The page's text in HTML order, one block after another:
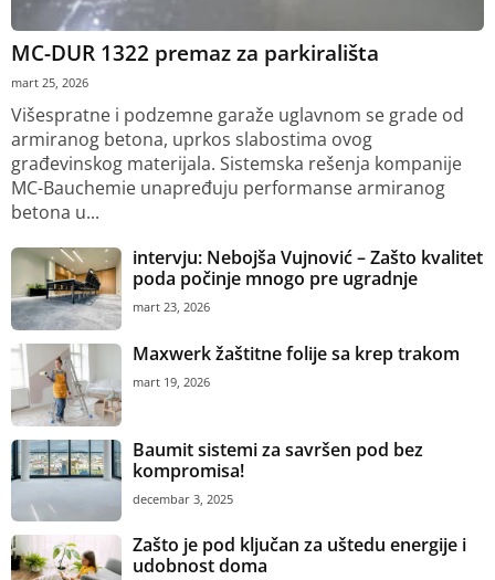
MC-DUR 1322 premaz za parkirališta
mart 25, 2026
Višespratne i podzemne garaže uglavnom se grade od
armiranog betona, uprkos slabostima ovog
građevinskog materijala. Sistemska rešenja kompanije
MC-Bauchemie unapređuju performanse armiranog
betona u...
intervju: Nebojša Vujnović – Zašto kvalitet
poda počinje mnogo pre ugradnje
mart 23, 2026
Maxwerk žaštitne folije sa krep trakom
mart 19, 2026
Baumit sistemi za savršen pod bez
kompromisa!
decembar 3, 2025
Zašto je pod ključan za uštedu energije i
udobnost doma